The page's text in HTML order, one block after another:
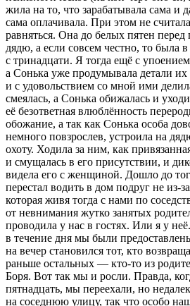
жила на то, что зарабатывала сама и
сама оплачивала. При этом не
равняться. Она до белых пятен перед
дядю, а если совсем честно, то была
с тринадцати. Я тогда ещё с
а Сонька уже продумывала детали их
и с удовольствием со мной ими
смеялась, а Сонька обижалась и
её безответная влюблённость
обожание, а так как Сонька особа
немного повзрослев, устроила на
охоту. Ходила за ним, как
и смущалась в его присутствии, и
видела его с женщиной. Дошло до
перестал водить в дом подруг не из-
которая живя тогда с нами по
от невнимания жутко занятых
проводила у нас в гостях. Или я у
в течение дня мы были
на вечер становился тот, кто
раньше остальных — кто-то из
Боря. Вот так мы и росли. Правда,
пятнадцать, мы переехали, но
на соседнюю улицу, так что особо